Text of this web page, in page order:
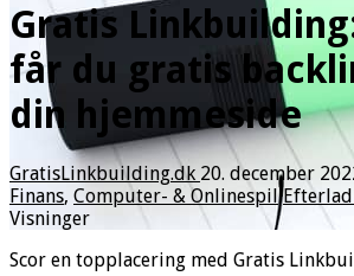
Gratis
får du gratis
din hjemmeside
GratisLinkbuilding.dk 20. december
Finans, Computer- & Onlinespil
Visninger
Scor en topplacering med Gratis